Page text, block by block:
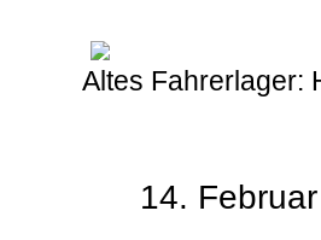
Altes Fahrerlager:
14.